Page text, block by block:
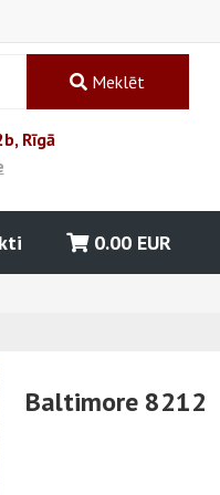
Meklēt
Rīgā
0.00EUR
Baltimore 8212